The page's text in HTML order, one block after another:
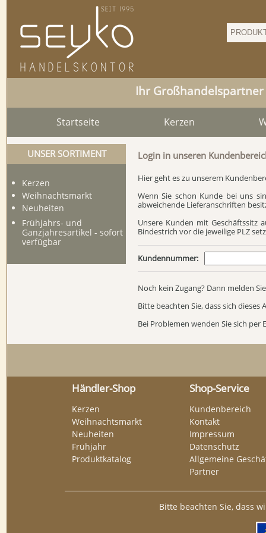
Ihr
Startseite Kerzen
Login in unseren
Hier geht es zu unserem
Wenn Sie schon Kunde bei uns
abweichende Lieferanschriften
Unsere Kunden mit Geschäftssitz
Bindestrich vor die jeweilige PLZ
Kundennummer:
Noch kein Zugang? Dann melden
Bitte beachten Sie, dass sich
Bei Problemen wenden Sie sich per
UNSER SORTIMENT
Kerzen
Weihnachtsmarkt
Neuheiten
Frühjahrs- und
Ganzjahresartikel - sofort
verfügbar
Händler-Shop Shop-Service
Kerzen
Weihnachtsmarkt
Neuheiten
Frühjahr
Produktkatalog
Kundenbereich
Kontakt
Impressum
Datenschutz
Allgemeine
Partner
Bitte beachten Sie, dass